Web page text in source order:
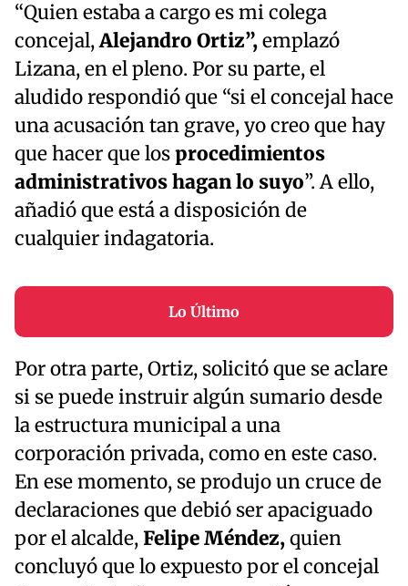
“Quien estaba a cargo es mi colega
concejal,Alejandro Ortiz”,emplazó
Lizana, en el pleno. Por su parte, el
aludido respondió que “si el concejal hace
una acusación tan grave, yo creo que hay
que hacer que losprocedimientos
administrativos hagan lo suyo”. A ello,
añadió que está a disposición de
cualquier indagatoria.
Lo Último
Por otra parte, Ortiz, solicitó que se aclare
si se puede instruir algún sumario desde
la estructura municipal a una
corporación privada, como en este caso.
En ese momento, se produjo un cruce de
declaraciones que debió ser apaciguado
por el alcalde,Felipe Méndez,quien
concluyó que lo expuesto por el concejal